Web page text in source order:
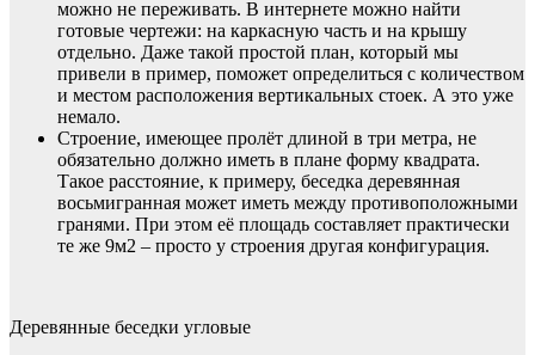
можно не переживать. В интернете можно найти
готовые чертежи: на каркасную часть и на крышу
отдельно. Даже такой простой план, который мы
привели в пример, поможет определиться с количеством
и местом расположения вертикальных стоек. А это уже
немало.
Строение, имеющее пролёт длиной в три метра, не
обязательно должно иметь в плане форму квадрата.
Такое расстояние, к примеру, беседка деревянная
восьмигранная может иметь между противоположными
гранями. При этом её площадь составляет практически
те же 9м2 – просто у строения другая конфигурация.
Деревянные беседки угловые